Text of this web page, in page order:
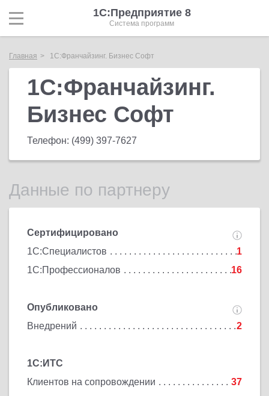
1С:Предприятие 8
Система программ
Главная 1С:Франчайзинг. Бизнес Софт
1С:Франчайзинг.
Бизнес Софт
Телефон: (499) 397-7627
Данные по партнеру
Сертифицировано
1С:Специалистов
1
1С:Профессионалов
16
Опубликовано
Внедрений
2
1С:ИТС
Клиентов на сопровождении
37